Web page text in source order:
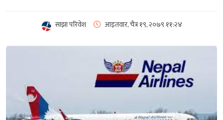
साझा परिवेश आइतवार, चैत्र १९, २०७९ ११:२४